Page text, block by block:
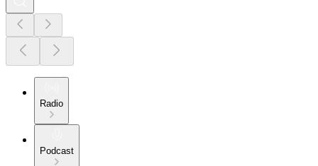
Radio
Podcast